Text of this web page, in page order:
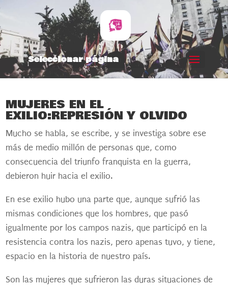
Seleccionar página
MUJERES EN EL
EXILIO:REPRESIÓN Y OLVIDO
Mucho se habla, se escribe, y se investiga sobre ese
más de medio millón de personas que, como
consecuencia del triunfo franquista en la guerra,
debieron huir hacia el exilio.
En ese exilio hubo una parte que, aunque sufrió las
mismas condiciones que los hombres, que pasó
igualmente por los campos nazis, que participó en la
resistencia contra los nazis, pero apenas tuvo, y tiene,
espacio en la historia de nuestro país.
Son las mujeres que sufrieron las duras situaciones de